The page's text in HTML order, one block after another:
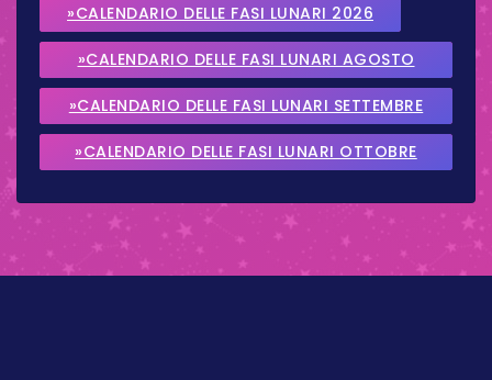
»CALENDARIO DELLE FASI LUNARI 2026
»CALENDARIO DELLE FASI LUNARI AGOSTO
2026
»CALENDARIO DELLE FASI LUNARI SETTEMBRE
2026
»CALENDARIO DELLE FASI LUNARI OTTOBRE